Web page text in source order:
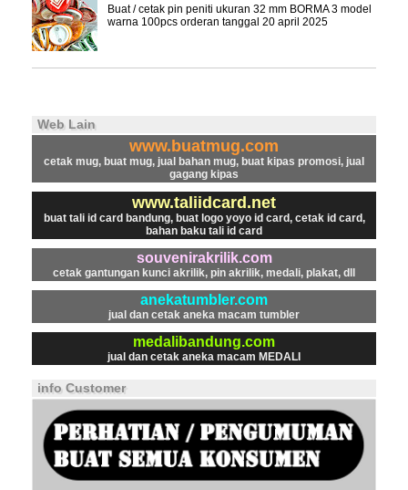
Buat / cetak pin peniti ukuran 32 mm BORMA 3 model
warna 100pcs orderan tanggal 20 april 2025
Web Lain
www.buatmug.com
cetak mug, buat mug, jual bahan mug, buat kipas promosi, jual
gagang kipas
www.taliidcard.net
buat tali id card bandung, buat logo yoyo id card, cetak id card,
bahan baku tali id card
souvenirakrilik.com
cetak gantungan kunci akrilik, pin akrilik, medali, plakat, dll
anekatumbler.com
jual dan cetak aneka macam tumbler
medalibandung.com
jual dan cetak aneka macam MEDALI
info Customer